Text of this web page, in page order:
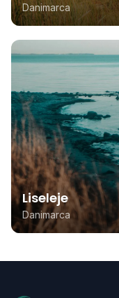
Danimarca
Liseleje
Danimarca